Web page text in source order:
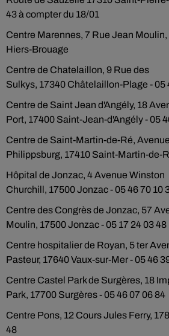
43 à compter du 18/01
Centre Marennes, 7 Rue Jean
Hiers-Brouage
Centre de Chatelaillon, 9 Rue des
Sulkys, 17340 Châtelaillon-Plage - 05
Centre de Saint Jean d'Angély, 18
Port, 17400 Saint-Jean-d'Angély - 05
Centre de Saint-Martin-de-Ré, Avenue
Philippsburg, 17410 Saint-Martin-de-
Hôpital de Jonzac, 4 Avenue Winston
Churchill, 17500 Jonzac - 05 46 70 10
Centre des Congrès de Jonzac, 57
Moulin, 17500 Jonzac - 05 17 24 03 48
Centre hospitalier de Royan, 5 ter
Pasteur, 17640 Vaux-sur-Mer - 05 46
Centre Castel Park de Surgères, 18
Park, 17700 Surgères - 05 46 07 06 84
Centre Pons, 12 Cours Jules Ferry,
48